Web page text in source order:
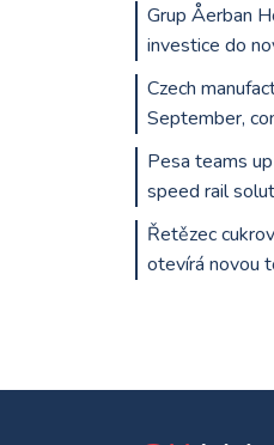
Grup Åerban
investice do
Czech
September,
Pesa teams
speed rail
Řetězec
otevírá novou